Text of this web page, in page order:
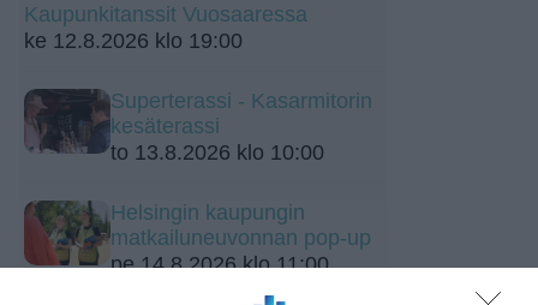
Kaupunkitanssit Vuosaaressa
ke 12.8.2026 klo 19:00
Superterassi - Kasarmitorin
kesäterassi
to 13.8.2026 klo 10:00
Helsingin kaupungin
matkailuneuvonnan pop-up
pe 14.8.2026 klo 11:00